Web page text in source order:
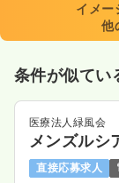
8:30～
4週8休以上
日勤のみ（パ
イメー
他
条件が似てい
医療法人緑風会
メンズルシ
直接応募求人